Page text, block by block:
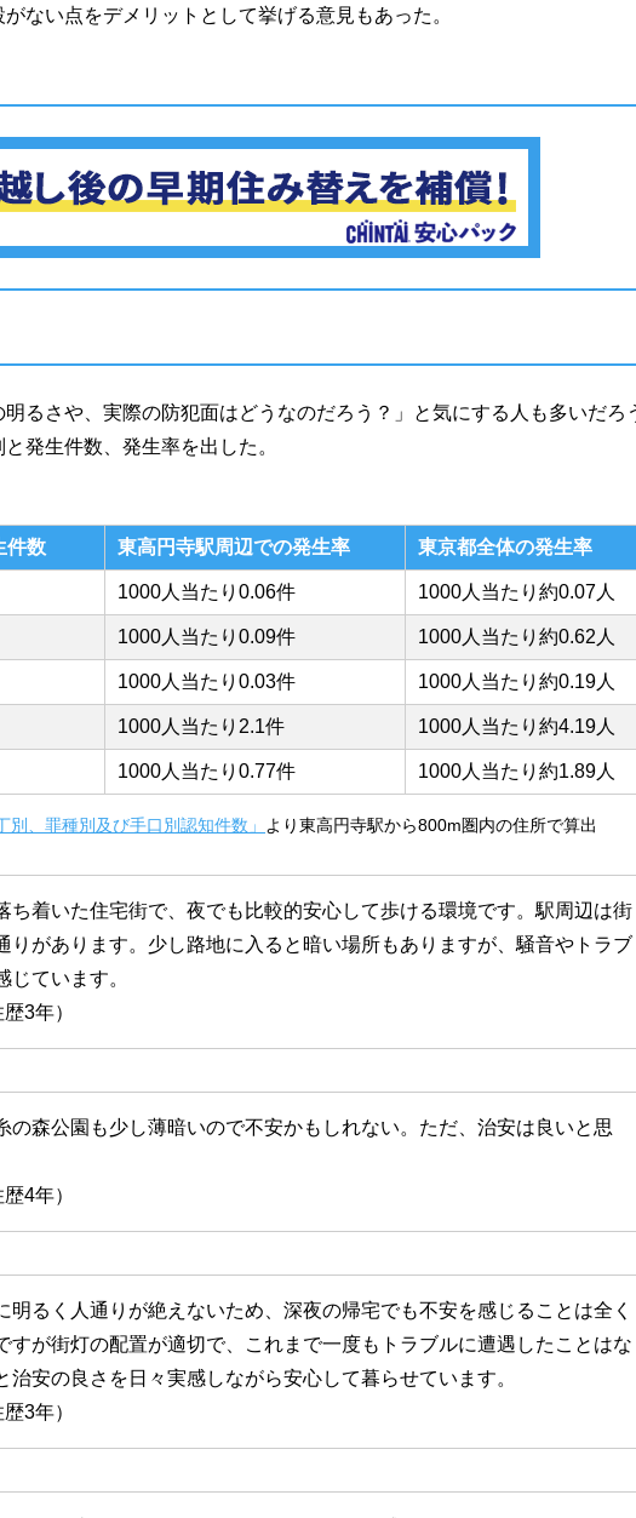
ない点をデメリットとして挙げる意見もあった。
るさや、実際の防犯面はどうなのだろう？」と気にする人も多いだろ
発生件数、発生率を出した。
件数 東高円寺駅周辺での発生率 東京都全体の発生率
1000人当たり0.06件 1000人当たり約0.07人
1000人当たり0.09件 1000人当たり約0.62人
1000人当たり0.03件 1000人当たり約0.19人
1000人当たり2.1件 1000人当たり約4.19人
1000人当たり0.77件 1000人当たり約1.89人
、罪種別及び手口別認知件数」 より東高円寺駅から800m圏内の住所で算出
ち着いた住宅街で、夜でも比較的安心して歩ける環境です。駅周辺は街
りがあります。少し路地に入ると暗い場所もありますが、騒音やトラブ
じています。
3年）
の森公園も少し薄暗いので不安かもしれない。ただ、治安は良いと思
4年）
明るく人通りが絶えないため、深夜の帰宅でも不安を感じることは全く
すが街灯の配置が適切で、これまで一度もトラブルに遭遇したことはな
治安の良さを日々実感しながら安心して暮らせています。
3年）